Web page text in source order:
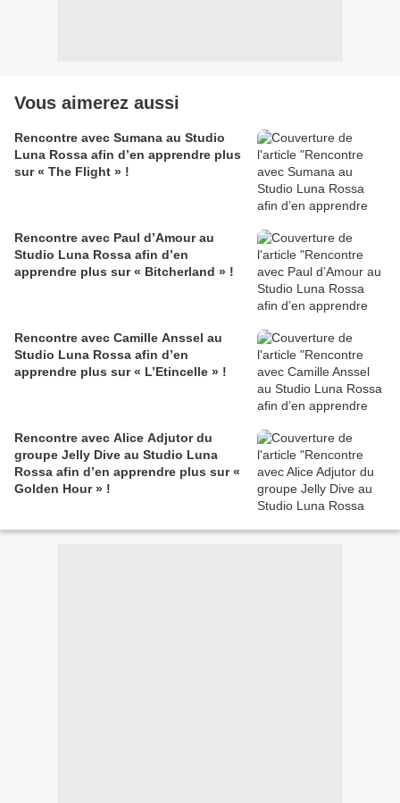
Vous aimerez aussi
Rencontre avec Sumana au Studio
Luna Rossa afin d’en apprendre plus
sur « The Flight » !
Rencontre avec Paul d’Amour au
Studio Luna Rossa afin d’en
apprendre plus sur « Bitcherland » !
Rencontre avec Camille Anssel au
Studio Luna Rossa afin d’en
apprendre plus sur « L’Etincelle » !
Rencontre avec Alice Adjutor du
groupe Jelly Dive au Studio Luna
Rossa afin d’en apprendre plus sur «
Golden Hour » !